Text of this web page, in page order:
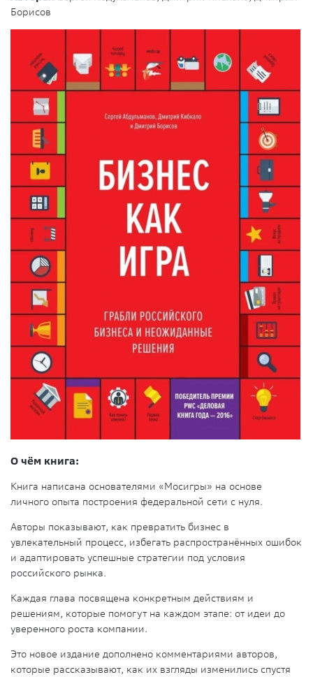
Борисов
О чём книга:
Книга написана основателями «Мосигры» на основе
личного опыта построения федеральной сети с нуля.
Авторы показывают, как превратить бизнес в
увлекательный процесс, избегать распространённых ошибок
и адаптировать успешные стратегии под условия
российского рынка.
Каждая глава посвящена конкретным действиям и
решениям, которые помогут на каждом этапе: от идеи до
уверенного роста компании.
Это новое издание дополнено комментариями авторов,
которые рассказывают, как их взгляды изменились спустя